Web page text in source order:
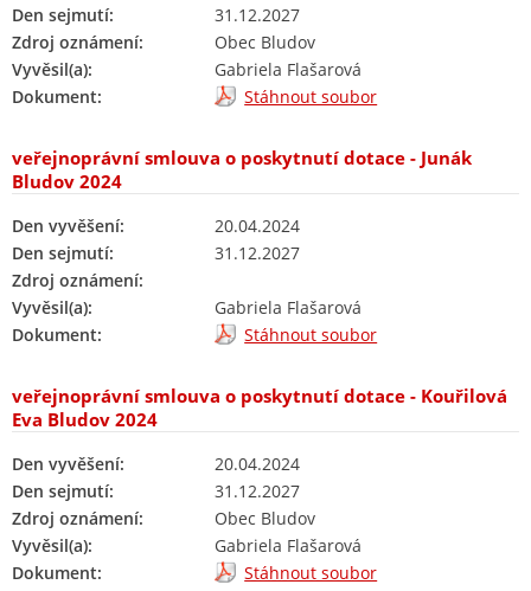
Den sejmutí:
31.12.2027
Zdroj oznámení:
Obec Bludov
Vyvěsil(a):
Gabriela Flašarová
Dokument:
Stáhnout soubor
veřejnoprávní smlouva o poskytnutí dotace - Junák
Bludov 2024
Den vyvěšení:
20.04.2024
Den sejmutí:
31.12.2027
Zdroj oznámení:
Vyvěsil(a):
Gabriela Flašarová
Dokument:
Stáhnout soubor
veřejnoprávní smlouva o poskytnutí dotace - Kouřilová
Eva Bludov 2024
Den vyvěšení:
20.04.2024
Den sejmutí:
31.12.2027
Zdroj oznámení:
Obec Bludov
Vyvěsil(a):
Gabriela Flašarová
Dokument:
Stáhnout soubor